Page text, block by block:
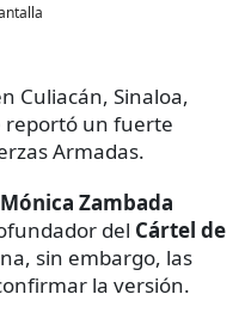
Culiacán, Sinaloa,
reportó un fuerte
Armadas.
Mónica Zambada
del Cártel de
sin embargo, las
la versión.